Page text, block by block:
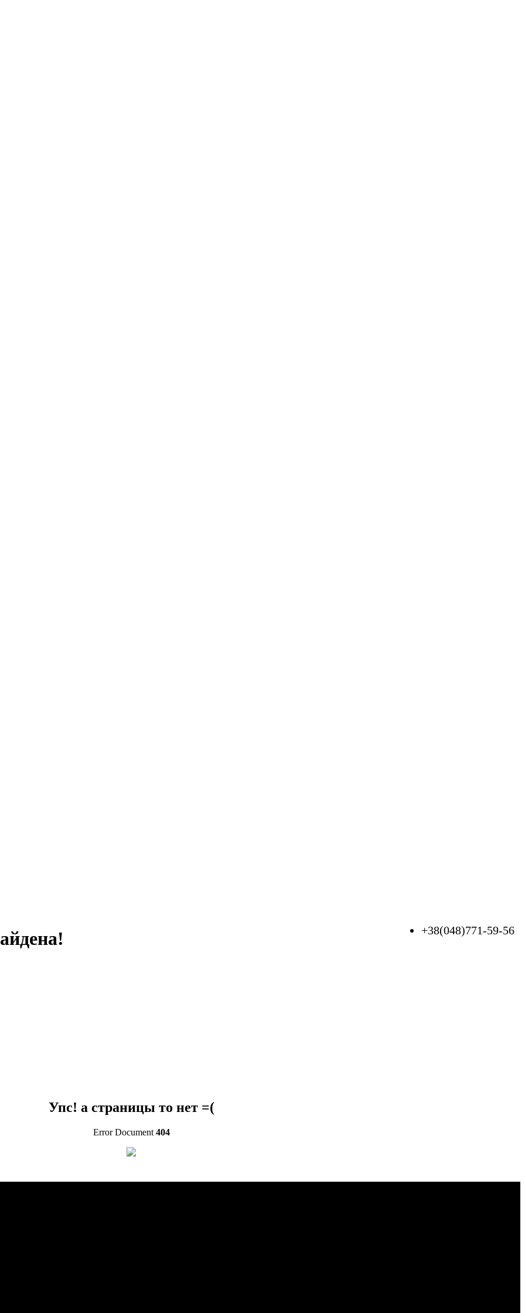
+38(048)771-59-56
Упс! а страницы то нет =(
Error Document 404